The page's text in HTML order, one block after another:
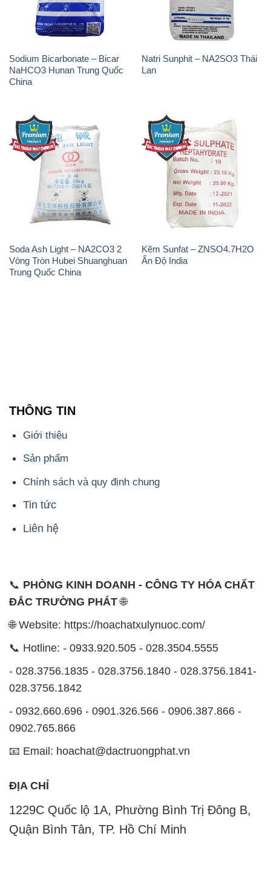
Sodium Bicarbonate – Bicar
NaHCO3 Hunan Trung Quốc
China
Natri Sunphit – NA2SO3 Thái
Lan
Soda Ash Light – NA2CO3 2
Vòng Tròn Hubei Shuanghuan
Trung Quốc China
Kẽm Sunfat – ZNSO4.7H2O
Ấn Độ India
THÔNG TIN
Giới thiệu
Sản phẩm
Chính sách và quy định chung
Tin tức
Liên hệ
📞 PHÒNG KINH DOANH - CÔNG TY HÓA CHẤT
ĐẮC TRƯỜNG PHÁT🌐
🌐 Website: https://hoachatxulynuoc.com/
📞 Hotline: - 0933.920.505 - 028.3504.5555
- 028.3756.1835 - 028.3756.1840 - 028.3756.1841-
028.3756.1842
- 0932.660.696 - 0901.326.566 - 0906.387.866 -
0902.765.866
📧 Email: hoachat@dactruongphat.vn
ĐỊA CHỈ
1229C Quốc lộ 1A, Phường Bình Trị Đông B,
Quận Bình Tân, TP. Hồ Chí Minh